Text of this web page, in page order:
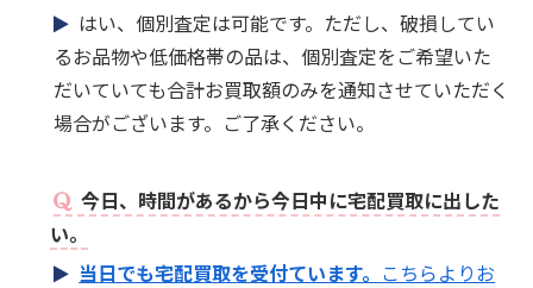
はい、個別査定は可能です。ただし、破損してい
るお品物や低価格帯の品は、個別査定をご希望いた
だいていても合計お買取額のみを通知させていただく
場合がございます。ご了承ください。
今日、時間があるから今日中に宅配買取に出した
い。
当日でも宅配買取を受付ています。 こちらよりお